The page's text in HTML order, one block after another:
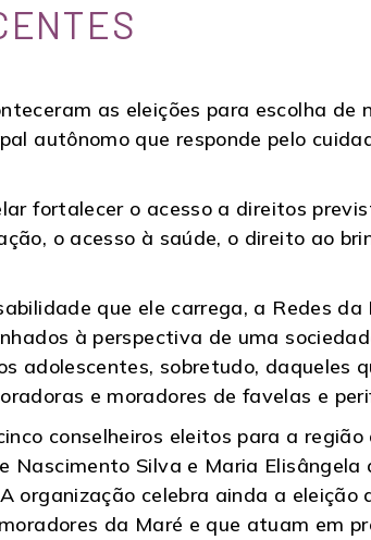
as eleições para escolha de
autônomo que responde pelo
fortalecer o acesso a direitos
o acesso à saúde, o direito ao
que ele carrega, a Redes
à perspectiva de uma
adolescentes, sobretudo, daqueles
e moradores de favelas e
conselheiros eleitos para a
Nascimento Silva e Maria
organização celebra ainda a eleição
da Maré e que atuam em